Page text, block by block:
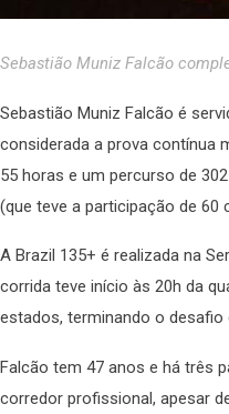
Sebastião Muniz Falcão
Sebastião Muniz Falcão é
considerada a prova contínua
55 horas e um percurso de
(que teve a participação de 60
A Brazil 135+ é realizada na
corrida teve início às 20h da
estados, terminando o
Falcão tem 47 anos e há três
corredor profissional, apesar